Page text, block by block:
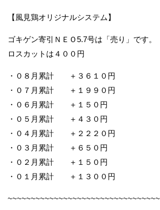
【風見鶏オリジナルシステム】
ゴキゲン寄引ＮＥＯ5.7号は「売り」です。
ロスカットは４００円
・０８月累計 ＋３６１０円
・０７月累計 ＋１９９０円
・０６月累計 ＋１５０円
・０５月累計 ＋４３０円
・０４月累計 ＋２２２０円
・０３月累計 ＋６５０円
・０２月累計 ＋１５０円
・０１月累計 ＋１３００円
~~~~~~~~~~~~~~~~~~~~~~~~~~~~~~~~~